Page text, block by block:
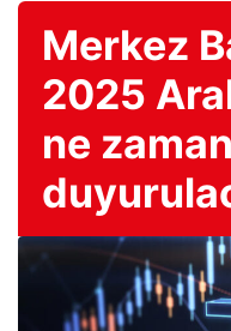
Merkez
2025
ne zaman